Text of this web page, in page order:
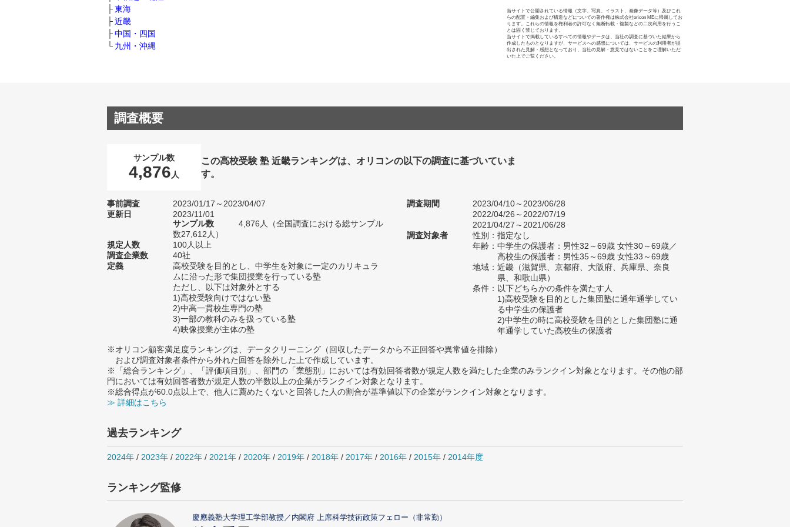
東海
近畿
中国・四国
九州・沖縄
当サイトで公開されている情報（文字、写真、イラスト、画像データ等）及びこれ
らの配置・編集および構造などについての著作権は株式会社oricon MEに帰属してお
ります。これらの情報を権利者の許可なく無断転載・複製などの二次利用を行うこ
とは固く禁じております。
当サイトで掲載しているすべての情報やデータは、当社の調査に基づいた結果から
作成したものとなりますが、サービスへの感想については、サービスの利用者が提
出された見解・感想となっており、当社の見解・意見ではないことをご理解いただ
いた上でご覧ください。
調査概要
サンプル数
4,876 人
この高校受験 塾 近畿ランキングは、オリコンの以下の調査に基づいていま
す。
事前調査
2023/01/17～2023/04/07
更新日
2023/11/01
サンプル数
4,876人（全国調査における総サンプル
数27,612人）
規定人数
100人以上
調査企業数
40社
定義
高校受験を目的とし、中学生を対象に一定のカリキュラ
ムに沿った形で集団授業を行っている塾
ただし、以下は対象外とする
1)高校受験向けではない塾
2)中高一貫校生専門の塾
3)一部の教科のみを扱っている塾
4)映像授業が主体の塾
調査期間
2023/04/10～2023/06/28
2022/04/26～2022/07/19
2021/04/27～2021/06/28
調査対象者
性別：指定なし
年齢：中学生の保護者：男性32～69歳 女性30～69歳／
高校生の保護者：男性35～69歳 女性33～69歳
地域：近畿（滋賀県、京都府、大阪府、兵庫県、奈良
県、和歌山県）
条件：以下どちらかの条件を満たす人
1)高校受験を目的とした集団塾に通年通学してい
る中学生の保護者
2)中学生の時に高校受験を目的とした集団塾に通
年通学していた高校生の保護者
※オリコン顧客満足度ランキングは、データクリーニング（回収したデータから不正回答や異常値を排除）
および調査対象者条件から外れた回答を除外した上で作成しています。
※「総合ランキング」、「評価項目別」、部門の「業態別」においては有効回答者数が規定人数を満たした企業のみランクイン対象となります。その他の部
門においては有効回答者数が規定人数の半数以上の企業がランクイン対象となります。
※総合得点が60.0点以上で、他人に薦めたくないと回答した人の割合が基準値以下の企業がランクイン対象となります。
≫ 詳細はこちら
過去ランキング
2024年 / 2023年 / 2022年 / 2021年 / 2020年 / 2019年 / 2018年 / 2017年 / 2016年 / 2015年 / 2014年度
ランキング監修
慶應義塾大学理工学部教授／内閣府 上席科学技術政策フェロー（非常勤）